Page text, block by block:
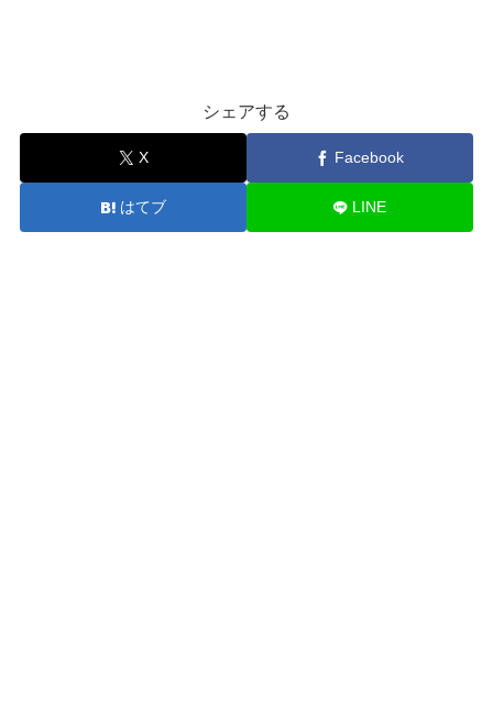
シェアする
X Facebook
はてブ LINE